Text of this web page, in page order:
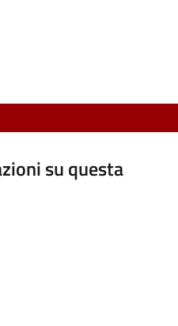
su questa